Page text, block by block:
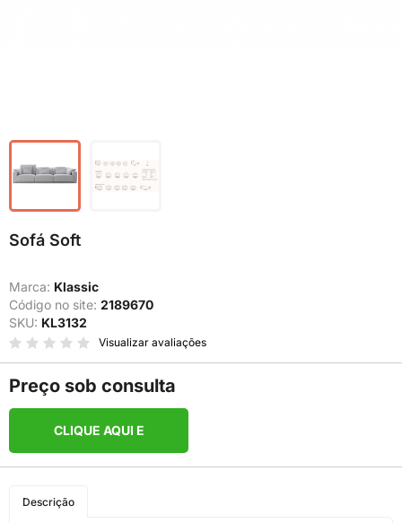
Sofá Soft
Marca: Klassic
Código no site: 2189670
SKU: KL3132
Visualizar avaliações
Preço sob consulta
CLIQUE AQUI E
Descrição